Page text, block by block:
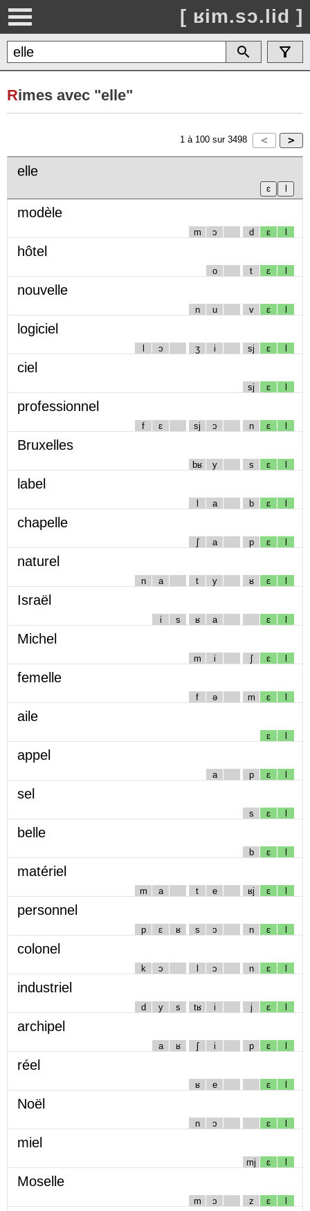
[ ʁim.sɔ.lid ]
Rimes avec "elle"
1 à 100 sur 3498
elle
modèle
m ɔ d ɛ l
hôtel
o t ɛ l
nouvelle
n u v ɛ l
logiciel
l ɔ ʒ i sj ɛ l
ciel
sj ɛ l
professionnel
f ɛ sj ɔ n ɛ l
Bruxelles
bʁ y s ɛ l
label
l a b ɛ l
chapelle
ʃ a p ɛ l
naturel
n a t y ʁ ɛ l
Israël
i s ʁ a ɛ l
Michel
m i ʃ ɛ l
femelle
f ə m ɛ l
aile
ɛ l
appel
a p ɛ l
sel
s ɛ l
belle
b ɛ l
matériel
m a t e ʁj ɛ l
personnel
p ɛ ʁ s ɔ n ɛ l
colonel
k ɔ l ɔ n ɛ l
industriel
d y s tʁ i j ɛ l
archipel
a ʁ ʃ i p ɛ l
réel
ʁ e ɛ l
Noël
n ɔ ɛ l
miel
mj ɛ l
Moselle
m ɔ z ɛ l